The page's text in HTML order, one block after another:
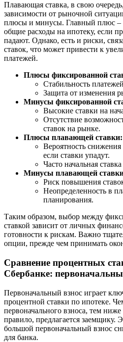
Плавающая ставка, в свою
зависимости от рыночной
плюсы и минусы. Главный плюс –
общие расходы на ипотеку, если
падают. Однако, есть и риски,
ставок, что может привести к
платежей.
Плюсы фиксированной
Стабильность
Защита от изменения
Минусы фиксированной
Высокие ставки на
Отсутствие
ставок на рынке.
Плюсы плавающей ставки:
Вероятность
если ставки упадут.
Часто начальная
Минусы плавающей
Риск повышения
Неопределенность в
планирования.
Таким образом, выбор между
ставкой зависит от личных
готовности к рискам. Важно
опции, прежде чем принимать
Сравнение процентных
Сбербанке:
Первоначальный взнос играет
процентной ставки по ипотеке.
первоначального взноса, тем
правило, предлагается заемщику.
большой первоначальный взнос
для банка.